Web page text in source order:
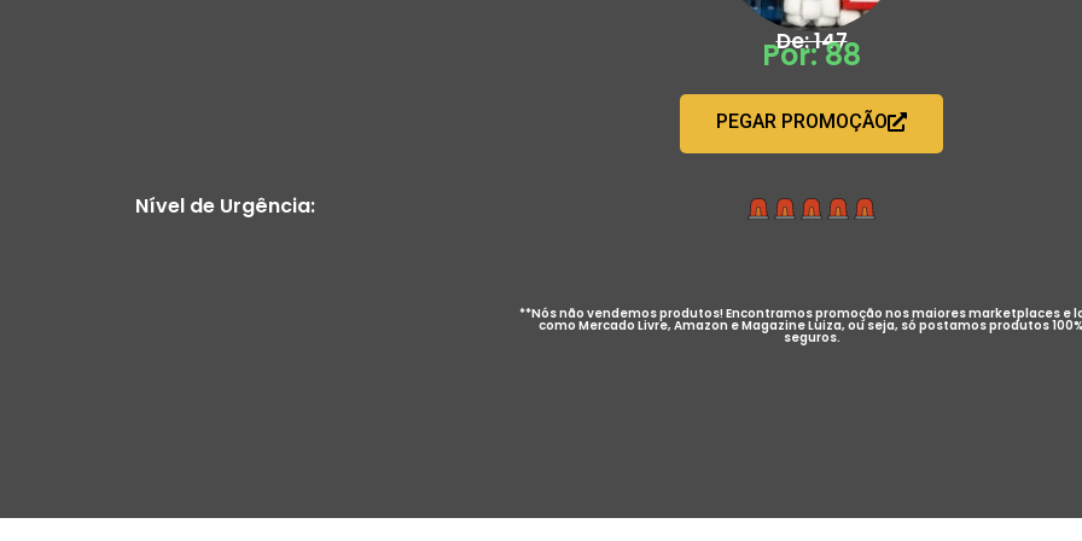
De: 147
Por: 88
PEGAR PROMOÇÃO
Nível de Urgência:
**Nós não vendemos produtos! Encontramos promoção nos maiores marketplaces e
como Mercado Livre, Amazon e Magazine Luiza, ou seja, só postamos produtos 100%
seguros.